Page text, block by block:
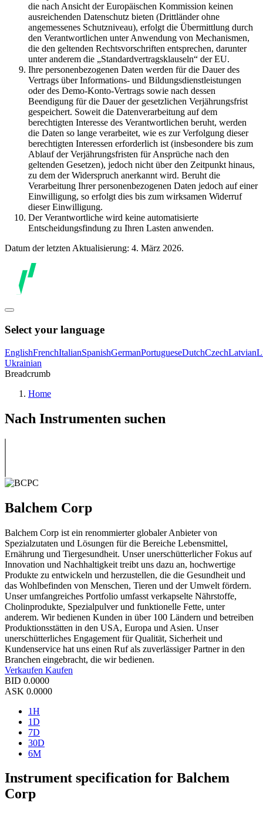
die nach Ansicht der Europäischen Kommission keinen
ausreichenden Datenschutz bieten (Drittländer ohne
angemessenes Schutzniveau), erfolgt die Übermittlung durch
den Verantwortlichen unter Anwendung von Mechanismen,
die den geltenden Rechtsvorschriften entsprechen, darunter
unter anderem die „Standardvertragsklauseln“ der EU.
Ihre personenbezogenen Daten werden für die Dauer des
Vertrags über Informations- und Bildungsdienstleistungen
oder des Demo-Konto-Vertrags sowie nach dessen
Beendigung für die Dauer der gesetzlichen Verjährungsfrist
gespeichert. Soweit die Datenverarbeitung auf dem
berechtigten Interesse des Verantwortlichen beruht, werden
die Daten so lange verarbeitet, wie es zur Verfolgung dieser
berechtigten Interessen erforderlich ist (insbesondere bis zum
Ablauf der Verjährungsfristen für Ansprüche nach den
geltenden Gesetzen), jedoch nicht über den Zeitpunkt hinaus,
zu dem der Widerspruch anerkannt wird. Beruht die
Verarbeitung Ihrer personenbezogenen Daten jedoch auf einer
Einwilligung, so erfolgt dies bis zum wirksamen Widerruf
dieser Einwilligung.
Der Verantwortliche wird keine automatisierte
Entscheidungsfindung zu Ihren Lasten anwenden.
Datum der letzten Aktualisierung: 4. März 2026.
Select your language
EnglishFrenchItalianSpanishGermanPortugueseDutchCzechLatvian
Ukrainian
Breadcrumb
Home
Nach Instrumenten suchen
Balchem Corp
Balchem Corp ist ein renommierter globaler Anbieter von
Spezialzutaten und Lösungen für die Bereiche Lebensmittel,
Ernährung und Tiergesundheit. Unser unerschütterlicher Fokus auf
Innovation und Nachhaltigkeit treibt uns dazu an, hochwertige
Produkte zu entwickeln und herzustellen, die die Gesundheit und
das Wohlbefinden von Menschen, Tieren und der Umwelt fördern.
Unser umfangreiches Portfolio umfasst verkapselte Nährstoffe,
Cholinprodukte, Spezialpulver und funktionelle Fette, unter
anderem. Wir bedienen Kunden in über 100 Ländern und betreiben
Produktionsstätten in den USA, Europa und Asien. Unser
unerschütterliches Engagement für Qualität, Sicherheit und
Kundenservice hat uns einen Ruf als zuverlässiger Partner in den
Branchen eingebracht, die wir bedienen.
Verkaufen Kaufen
BID 0.0000
ASK 0.0000
1H
1D
7D
30D
6M
Instrument specification for Balchem
Corp